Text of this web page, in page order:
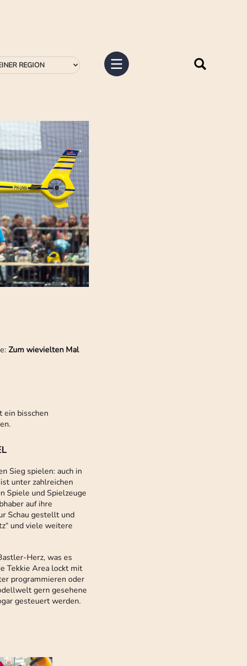
Zum wievielten Mal
ein bisschen
Sieg spielen: auch in
unter zahlreichen
Spiele und Spielzeuge
auf ihre
Schau gestellt und
und viele weitere
Herz, was es
Tekkie Area lockt mit
programmieren oder
gern gesehene
gesteuert werden.